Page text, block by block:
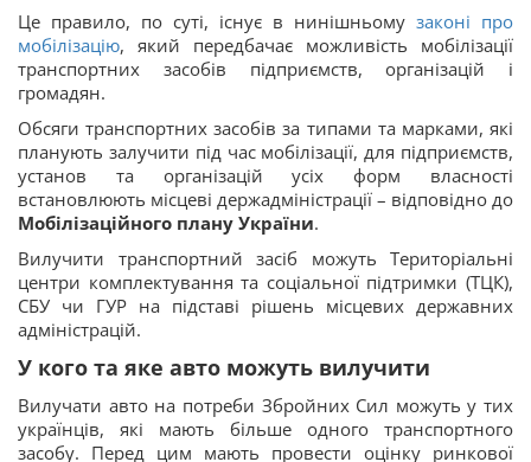
Це правило, по суті, існує в нинішньому законі про
мобілізацію, який передбачає можливість мобілізації
транспортних засобів підприємств, організацій і
громадян.
Обсяги транспортних засобів за типами та марками, які
планують залучити під час мобілізації, для підприємств,
установ та організацій усіх форм власності
встановлюють місцеві держадміністрації – відповідно до
Мобілізаційного плану України.
Вилучити транспортний засіб можуть Територіальні
центри комплектування та соціальної підтримки (ТЦК),
СБУ чи ГУР на підставі рішень місцевих державних
адміністрацій.
У кого та яке авто можуть вилучити
Вилучати авто на потреби Збройних Сил можуть у тих
українців, які мають більше одного транспортного
засобу. Перед цим мають провести оцінку ринкової